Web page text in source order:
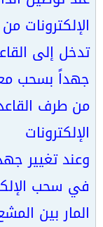
الإلكترونات
تدخل إلى
جهداً بسحب
من طرف
الإلكترونات
وعند تغيير
في سحب
المار بين